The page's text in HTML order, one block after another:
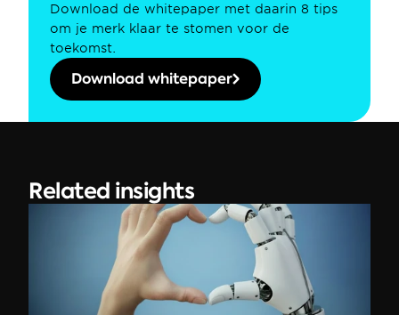
Download de whitepaper met daarin 8 tips
om je merk klaar te stomen voor de
toekomst.
Download whitepaper
Related insights